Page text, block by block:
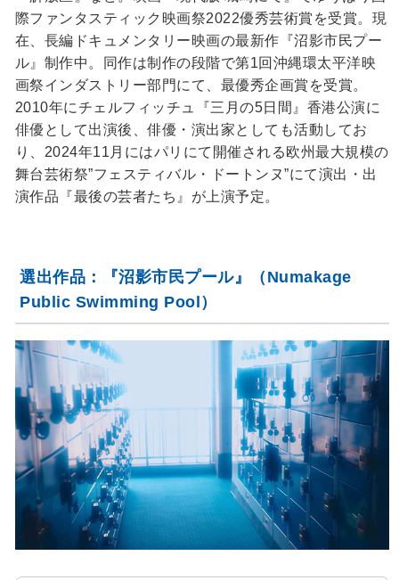
際ファンタスティック映画祭2022優秀芸術賞を受賞。現
在、長編ドキュメンタリー映画の最新作『沼影市民プー
ル』制作中。同作は制作の段階で第1回沖縄環太平洋映
画祭インダストリー部門にて、最優秀企画賞を受賞。
2010年にチェルフィッチュ『三月の5日間』香港公演に
俳優として出演後、俳優・演出家としても活動してお
り、2024年11月にはパリにて開催される欧州最大規模の
舞台芸術祭”フェスティバル・ドートンヌ”にて演出・出
演作品『最後の芸者たち』が上演予定。
選出作品：『沼影市民プール』（Numakage
Public Swimming Pool）